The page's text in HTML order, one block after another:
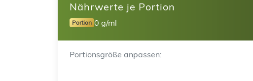
Nährwerte je Portion
Portion 0 g/ml
Portionsgröße anpassen: